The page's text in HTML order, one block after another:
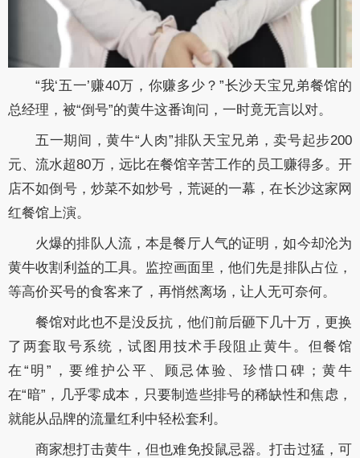
“我‘五一’赚40万，你赚多少？”长沙天宝兄弟餐馆的
总经理，被“倒号”的黄牛这番询问，一时竟无言以对。
五一期间，黄牛“人肉”排队天宝兄弟，卖号起步200
元、流水超80万，远比在餐馆辛苦工作的员工赚得多。开
店不如倒号，炒菜不如炒号，荒诞的一幕，在长沙这家网
红餐馆上演。
火爆的排队人流，本是餐厅人气的证明，如今却沦为
黄牛收割利益的工具。监控画面里，他们先是排队占位，
等高价买号的食客来了，再悄然离场，让人无可奈何。
餐馆对此也不是没反抗，他们前后砸下几十万，更换
了两套取号系统，试图用技术手段阻止黄牛。但餐馆
在 “明”，要维护公平、顾忌体验、珍惜口碑；黄牛
在“暗”，几乎零成本，只要制造些排号的稀缺性和焦虑，
就能从品牌的流量红利中轻松套利。
商家想打击黄牛，但也难免投鼠忌器。打击过猛，可